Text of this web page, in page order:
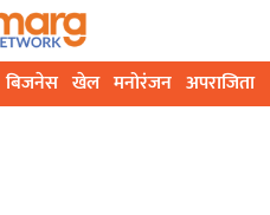
बिजनेस खेल मनोरंजन अपराजिता